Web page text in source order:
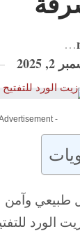
2025
-
طبيعي
الورد